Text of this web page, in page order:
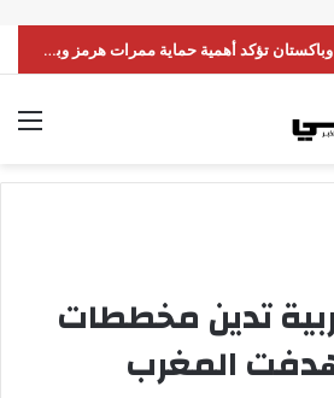
السعودية ومصر وتركيا وباكستان تؤكد أهمية حماية ممرات هرمز وباب المندب
تدين مخططات
المغرب